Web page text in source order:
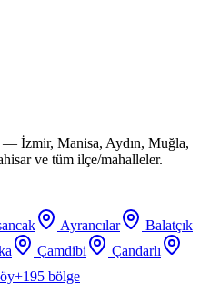
— İzmir, Manisa, Aydın, Muğla,
ve tüm ilçe/mahalleler.
Ayrancılar
Balatçık
Çamdibi
Çandarlı
+195 bölge